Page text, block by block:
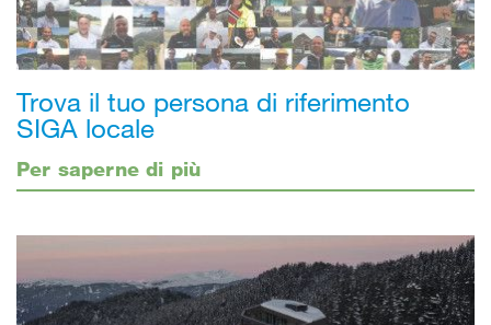
Trova il tuo persona di riferimento
SIGA locale
Per saperne di più